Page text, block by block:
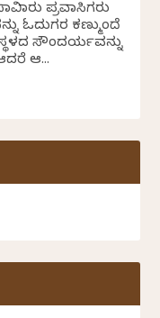
ಪ್ರವಾಸಿಗರು
ಓದುಗರ ಕಣ್ಮುಂದೆ
ಸೌಂದರ್ಯವನ್ನು
ಆ...